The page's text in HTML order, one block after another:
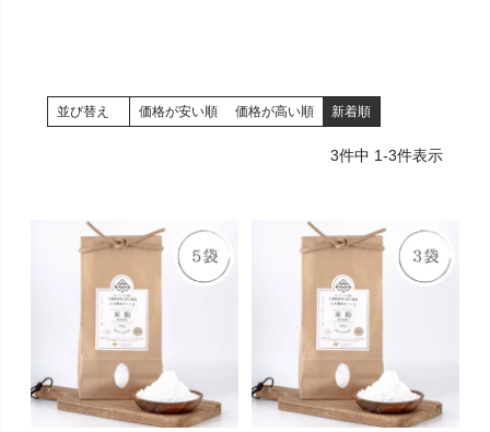
並び替え 価格が安い順 価格が高い順 新着順
3件中 1-3件表示